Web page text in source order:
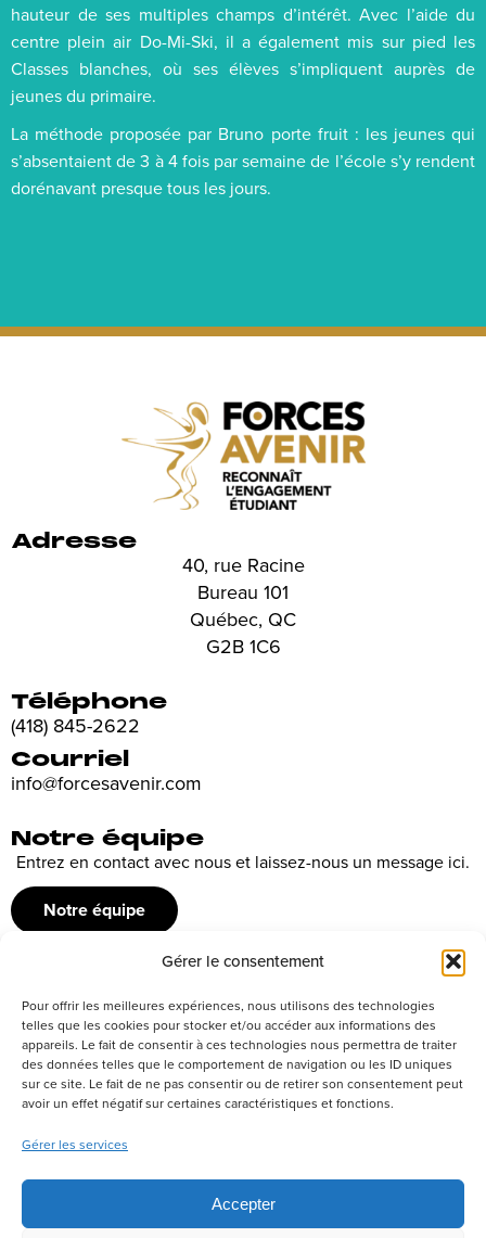
Gérer le consentement
Pour offrir les meilleures expériences, nous utilisons des technologies
telles que les cookies pour stocker et/ou accéder aux informations des
appareils. Le fait de consentir à ces technologies nous permettra de traiter
des données telles que le comportement de navigation ou les ID uniques
sur ce site. Le fait de ne pas consentir ou de retirer son consentement peut
avoir un effet négatif sur certaines caractéristiques et fonctions.
Gérer les services
Accepter
hauteur de ses multiples champs d’intérêt. Avec l’aide du
centre plein air Do-Mi-Ski, il a également mis sur pied les
Classes blanches, où ses élèves s’impliquent auprès de
jeunes du primaire.
La méthode proposée par Bruno porte fruit : les jeunes qui
s’absentaient de 3 à 4 fois par semaine de l’école s’y rendent
dorénavant presque tous les jours.
Adresse
40, rue Racine
Bureau 101
Québec, QC
G2B 1C6
Téléphone
(418) 845-2622
Courriel
info@forcesavenir.com
Notre équipe
Entrez en contact avec nous et laissez-nous un message ici.
Notre équipe
Recrutement
Découvrez nos offres d’emploi ou envoyez votre candidature
spontanée
Postuler